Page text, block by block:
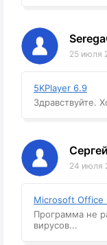
25 июля
5KPlayer 6.9
Здравствуйте.
Сергей
24 июля
Microsoft Office
Программа не
вирусов...